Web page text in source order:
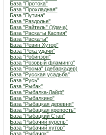
База "Протока"
База "Прохладная"
База "Путина"
База "Раздолье"
База "Райтель" (Удача)
База "Раскаты Каспия"
База "Раскаты"
База "Ревин Хутор"
База "Река удачи"
База "Робинзон"
База "Розовый фламинго"
База "Росма" (дебаркадер)
База "Русская усадьба"
База "Русь"
База "Рыбак"
База "Рыбалка-Лайф"
База "Рыбалкино"
База "Рыбацкая деревня"
База "Рыбацкая крепость"
База "Рыбацкий Стан"
База "Рыбачий курень"
База "Рыбачий хутор"
База "Рыбачок"